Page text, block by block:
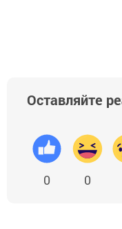
Оставляйте
0 0